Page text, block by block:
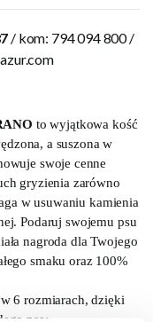
/ kom: 794 094 800 /
to wyjątkowa kość
a suszona w
swoje cenne
gryzienia zarówno
w usuwaniu kamienia
Podaruj swojemu psu
nagroda dla Twojego
smaku oraz 100%
6 rozmiarach, dzięki
psa: